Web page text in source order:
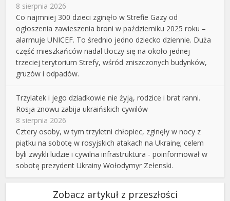
8 sierpnia 2026
Co najmniej 300 dzieci zginęło w Strefie Gazy od
ogłoszenia zawieszenia broni w październiku 2025 roku –
alarmuje UNICEF. To średnio jedno dziecko dziennie. Duża
część mieszkańców nadal tłoczy się na około jednej
trzeciej terytorium Strefy, wśród zniszczonych budynków,
gruzów i odpadów.
Trzylatek i jego dziadkowie nie żyją, rodzice i brat ranni.
Rosja znowu zabija ukraińskich cywilów
8 sierpnia 2026
Cztery osoby, w tym trzyletni chłopiec, zginęły w nocy z
piątku na sobotę w rosyjskich atakach na Ukrainę; celem
byli zwykli ludzie i cywilna infrastruktura - poinformował w
sobotę prezydent Ukrainy Wołodymyr Zełenski.
Zobacz artykuł z przeszłości